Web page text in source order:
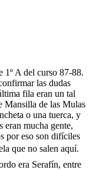
1º A del curso 87-88.
las dudas
fila eran un tal
Mansilla de las Mulas
o una tuerca, y
eran mucha gente,
por eso son difíciles
que no salen aquí.
era Serafín, entre